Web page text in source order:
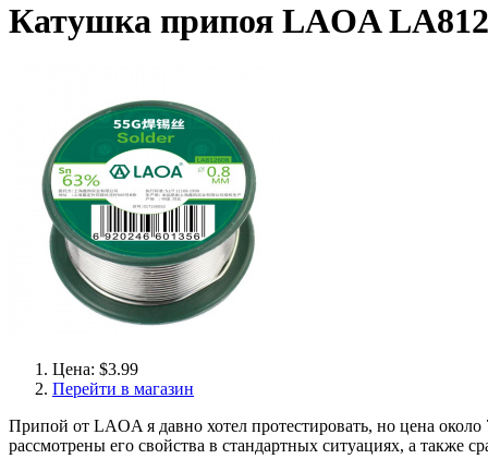
Катушка припоя LAOA
Цена: $3.99
Перейти в магазин
Припой от LAOA я давно хотел протестировать, но цена около
рассмотрены его свойства в стандартных ситуациях, а